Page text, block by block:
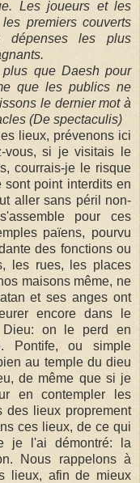
Les joueurs et les
premiers couverts
dépenses les plus
que Daesh pour
que les publics ne
le dernier mot à
(De spectaculis)
lieux, prévenons ici
vous, si je visitais le
courrais-je le risque
point interdits en
aller sans péril non-
pour ces
païens, pourvu
des fonctions ou
les rues, les places
maisons même, ne
et ses anges ont
encore dans le
Dieu: on le perd en
Pontife, ou simple
au temple du dieu
de même que si je
en contempler les
des lieux proprement
ces lieux, de ce qui
je l'ai démontré: la
Nous rappelons à
lieux, afin de mieux